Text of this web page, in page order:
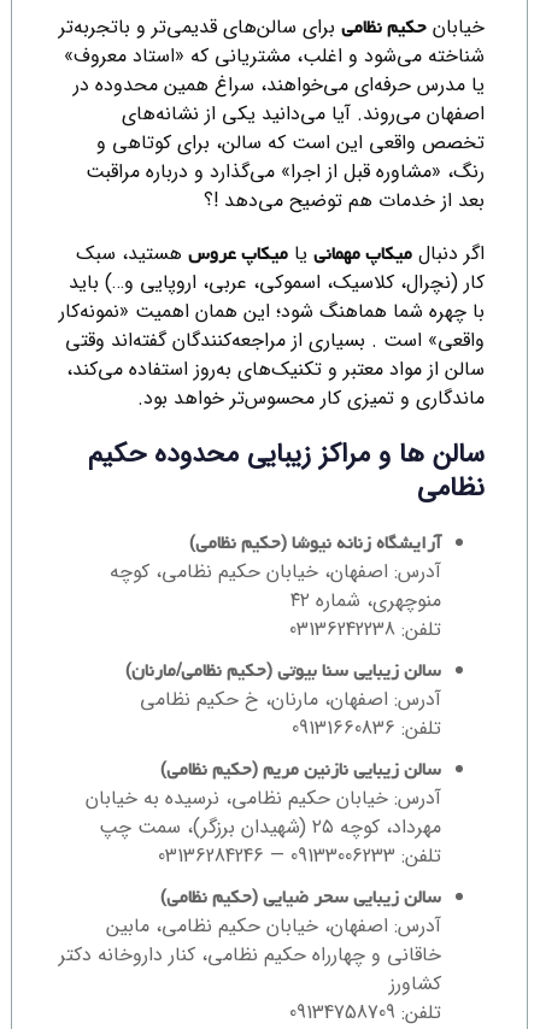
خیابان حکیم نظامی برای سالن‌های قدیمی‌تر و باتجربه‌تر
شناخته می‌شود و اغلب، مشتریانی که «استاد معروف»
یا مدرس حرفه‌ای می‌خواهند، سراغ همین محدوده در
اصفهان می‌روند. آیا می‌دانید یکی از نشانه‌های
تخصص واقعی این است که سالن، برای کوتاهی و
رنگ، «مشاوره قبل از اجرا» می‌گذارد و درباره مراقبت
بعد از خدمات هم توضیح می‌دهد !؟
اگر دنبال میکاپ مهمانی یا میکاپ عروس هستید، سبک
کار (نچرال، کلاسیک، اسموکی، عربی، اروپایی و…) باید
با چهره شما هماهنگ شود؛ این همان اهمیت «نمونه‌کار
واقعی» است . بسیاری از مراجعه‌کنندگان گفته‌اند وقتی
سالن از مواد معتبر و تکنیک‌های به‌روز استفاده می‌کند،
ماندگاری و تمیزی کار محسوس‌تر خواهد بود.
سالن ها و مراکز زیبایی محدوده حکیم
نظامی
آرایشگاه زنانه نیوشا (حکیم نظامی)
آدرس: اصفهان، خیابان حکیم نظامی، کوچه
منوچهری، شماره ۴۲
تلفن: 03136242238
سالن زیبایی سنا بیوتی (حکیم نظامی/مارنان)
آدرس: اصفهان، مارنان، خ حکیم نظامی
تلفن: 09131660836
سالن زیبایی نازنین مریم (حکیم نظامی)
آدرس: خیابان حکیم نظامی، نرسیده به خیابان
مهرداد، کوچه ۲۵ (شهیدان برزگر)، سمت چپ
تلفن: 09133006233 — 03136284246
سالن زیبایی سحر ضیایی (حکیم نظامی)
آدرس: اصفهان، خیابان حکیم نظامی، مابین
خاقانی و چهارراه حکیم نظامی، کنار داروخانه دکتر
کشاورز
تلفن: 09134758709